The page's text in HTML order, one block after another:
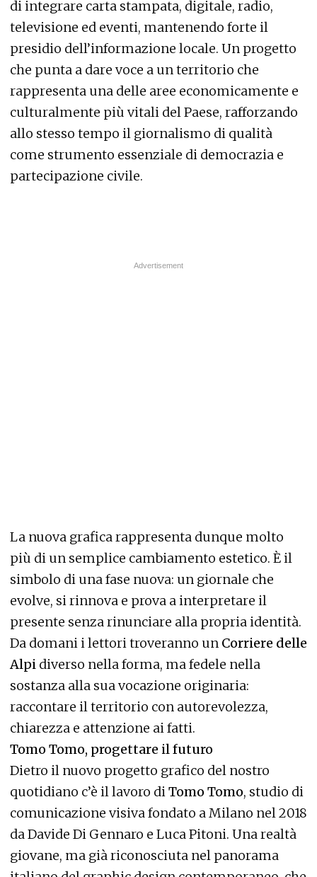
di integrare carta stampata, digitale, radio,
televisione ed eventi, mantenendo forte il
presidio dell’informazione locale. Un progetto
che punta a dare voce a un territorio che
rappresenta una delle aree economicamente e
culturalmente più vitali del Paese, rafforzando
allo stesso tempo il giornalismo di qualità
come strumento essenziale di democrazia e
partecipazione civile.
La nuova grafica rappresenta dunque molto
più di un semplice cambiamento estetico. È il
simbolo di una fase nuova: un giornale che
evolve, si rinnova e prova a interpretare il
presente senza rinunciare alla propria identità.
Da domani i lettori troveranno un Corriere delle
Alpi diverso nella forma, ma fedele nella
sostanza alla sua vocazione originaria:
raccontare il territorio con autorevolezza,
chiarezza e attenzione ai fatti.
Tomo Tomo, progettare il futuro
Dietro il nuovo progetto grafico del nostro
quotidiano c’è il lavoro diTomo Tomo, studio di
comunicazione visiva fondato a Milano nel 2018
da Davide Di Gennaro e Luca Pitoni. Una realtà
giovane, ma già riconosciuta nel panorama